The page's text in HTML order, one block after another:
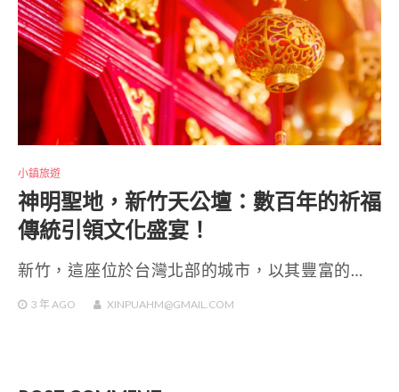
小鎮旅遊
神明聖地，新竹天公壇：數百年的祈福
傳統引領文化盛宴！
新竹，這座位於台灣北部的城市，以其豐富的…
3 年AGO XINPUAHM@GMAIL.COM